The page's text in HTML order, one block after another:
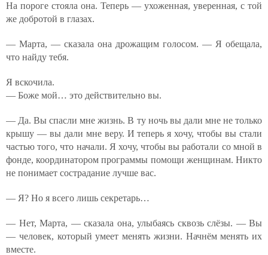
На пороге стояла она. Теперь — ухоженная, уверенная, с той
же добротой в глазах.
— Марта, — сказала она дрожащим голосом. — Я обещала,
что найду тебя.
Я вскочила.
— Боже мой… это действительно вы.
— Да. Вы спасли мне жизнь. В ту ночь вы дали мне не только
крышу — вы дали мне веру. И теперь я хочу, чтобы вы стали
частью того, что начали. Я хочу, чтобы вы работали со мной в
фонде, координатором программы помощи женщинам. Никто
не понимает сострадание лучше вас.
— Я? Но я всего лишь секретарь…
— Нет, Марта, — сказала она, улыбаясь сквозь слёзы. — Вы
— человек, который умеет менять жизни. Начнём менять их
вместе.